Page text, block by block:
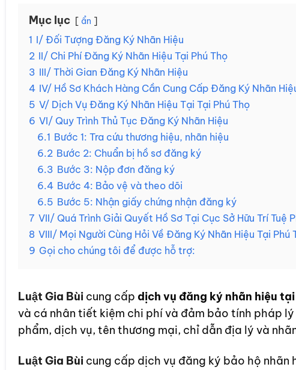
Mục lục ẩn
1 I/ Đối Tượng Đăng Ký Nhãn Hiệu
2 II/ Chi Phí Đăng Ký Nhãn Hiệu Tại Phú Thọ
3 III/ Thời Gian Đăng Ký Nhãn Hiệu
4 IV/ Hồ Sơ Khách Hàng Cần Cung Cấp Đăng Ký Nhãn
5 V/ Dịch Vụ Đăng Ký Nhãn Hiệu Tại Tại Phú Thọ
6 VI/ Quy Trình Thủ Tục Đăng Ký Nhãn Hiệu
6.1 Bước 1: Tra cứu thương hiệu, nhãn hiệu
6.2 Bước 2: Chuẩn bị hồ sơ đăng ký
6.3 Bước 3: Nộp đơn đăng ký
6.4 Bước 4: Bảo vệ và theo dõi
6.5 Bước 5: Nhận giấy chứng nhận đăng ký
7 VII/ Quá Trình Giải Quyết Hồ Sơ Tại Cục Sở Hữu Trí Tuệ
8 VIII/ Mọi Người Cùng Hỏi Về Đăng Ký Nhãn Hiệu Tại Phú
9 Gọi cho chúng tôi để được hỗ trợ:
Luật Gia Bùicung cấp dịch vụ đăng ký nhãn hiệu tại
và cá nhân tiết kiệm chi phí và đảm bảo tính pháp
phẩm, dịch vụ, tên thương mại, chỉ dẫn địa lý và
Luật Gia Bùicung cấp dịch vụ đăng ký bảo hộ nhãn